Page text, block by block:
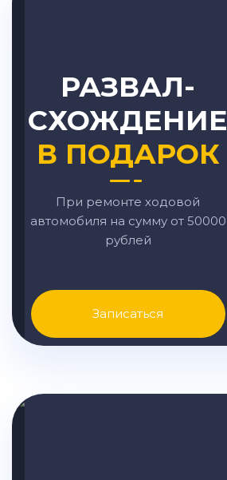
РАЗВАЛ-
СХОЖДЕНИЕ
В ПОДАРОК
При ремонте ходовой
автомобиля на сумму от 50000
рублей
Записаться